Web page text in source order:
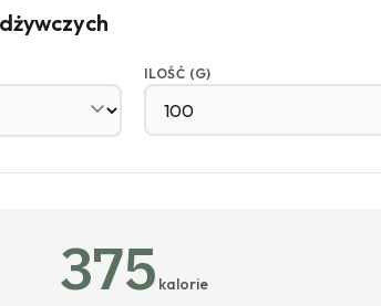
ILOŚĆ (G)
375 kalorie